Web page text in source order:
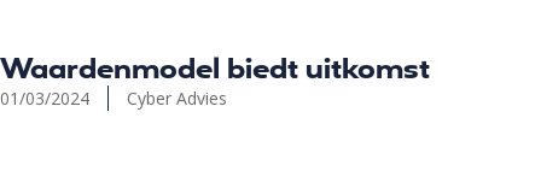
Waardenmodel biedt uitkomst
01/03/2024 Cyber Advies